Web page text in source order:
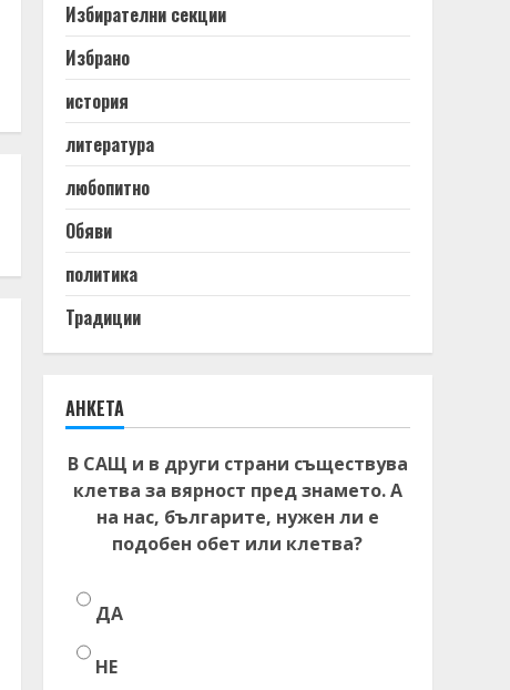
Избирателни секции
Избрано
история
литература
любопитно
Обяви
политика
Традиции
АНКЕТА
В САЩ и в други страни съществува
клетва за вярност пред знамето. А
на нас, българите, нужен ли е
подобен обет или клетва?
ДА
НЕ